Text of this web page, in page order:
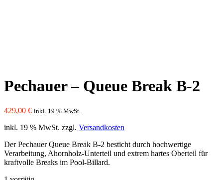
Pechauer – Queue Break B-2
429,00 € inkl. 19 % MwSt.
inkl. 19 % MwSt. zzgl. Versandkosten
Der Pechauer Queue Break B-2 besticht durch hochwertige
Verarbeitung, Ahornholz-Unterteil und extrem hartes Oberteil für
kraftvolle Breaks im Pool-Billard.